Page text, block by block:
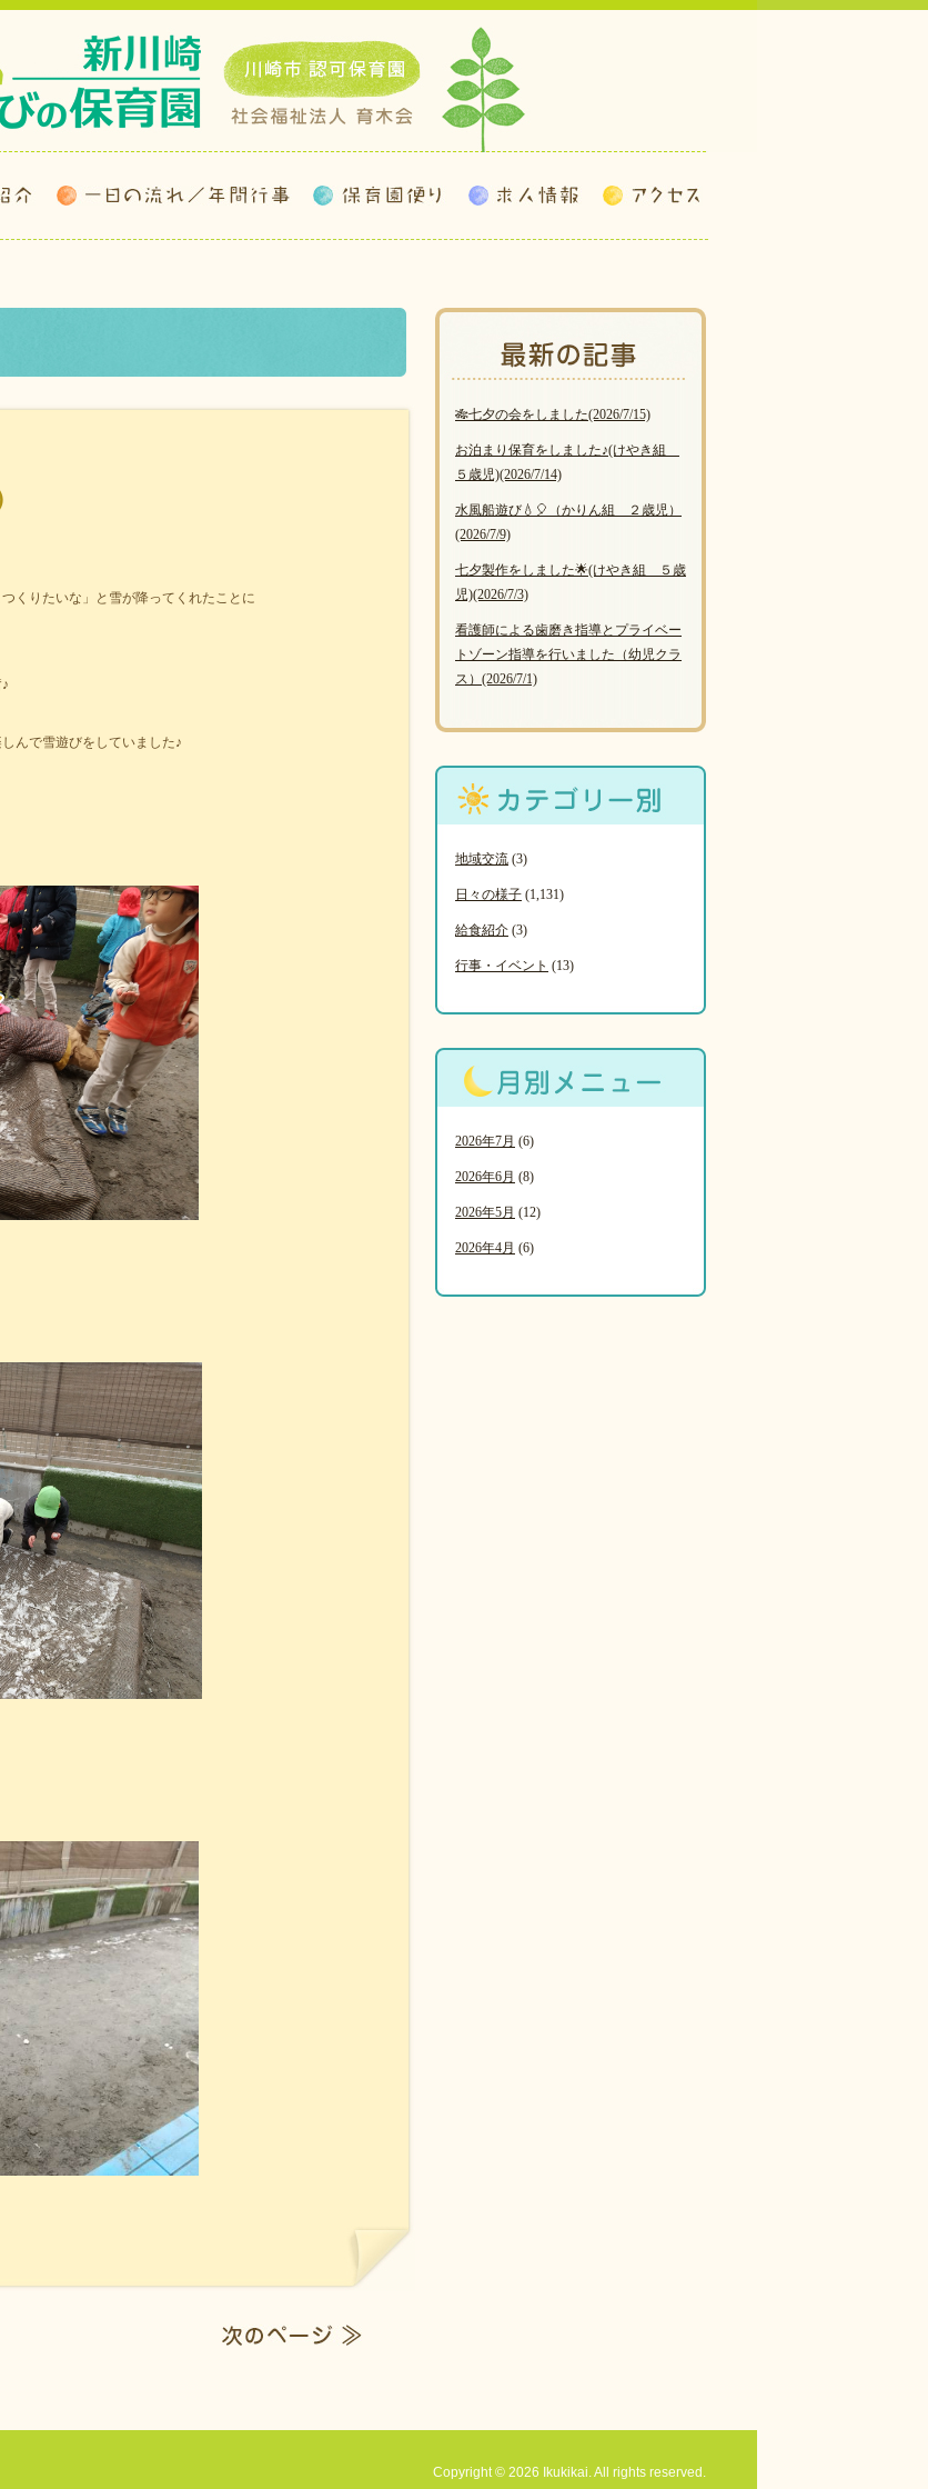
くりたいな」と雪が降ってくれたことに
んで雪遊びをしていました♪
🎋七夕の会をしました(2026/7/15)
お泊まり保育をしました♪(けやき組
５歳児)(2026/7/14)
水風船遊び💧🎈（かりん組 ２歳児）
(2026/7/9)
七夕製作をしました🌟(けやき組 ５歳
児)(2026/7/3)
看護師による歯磨き指導とプライベー
トゾーン指導を行いました（幼児クラ
ス） (2026/7/1)
地域交流 (3)
日々の様子 (1,131)
給食紹介 (3)
行事・イベント (13)
2026年7月 (6)
2026年6月 (8)
2026年5月 (12)
2026年4月 (6)
Copyright © 2026 Ikukikai. All rights reserved.